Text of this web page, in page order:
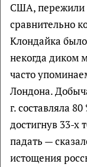
США, пережили
сравнительно
Клондайка
некогда диком
часто
Лондона.
г. составляла
достигнув 33-х
падать —
истощения